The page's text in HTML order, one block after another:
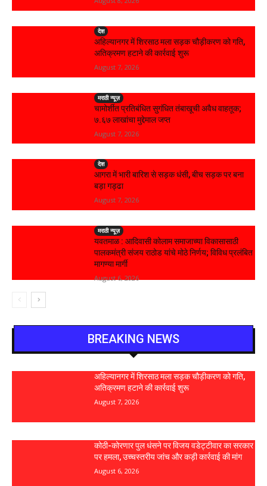
देश
अहिल्यानगर में शिरसाठ मला सड़क चौड़ीकरण को गति,
अतिक्रमण हटाने की कार्रवाई शुरू
August 7, 2026
मराठी न्यूज़
चामोर्शीत प्रतिबंधित सुगंधित तंबाखूची अवैध वाहतूक;
₹७.६७ लाखांचा मुद्देमाल जप्त
August 7, 2026
देश
आगरा में भारी बारिश से सड़क धंसी, बीच सड़क पर बना
बड़ा गड्ढा
August 7, 2026
मराठी न्यूज़
यवतमाळ : आदिवासी कोलाम समाजाच्या विकासासाठी
पालकमंत्री संजय राठोड यांचे मोठे निर्णय; विविध प्रलंबित
मागण्या मार्गी
August 6, 2026
BREAKING NEWS
अहिल्यानगर में शिरसाठ मला सड़क चौड़ीकरण को गति,
अतिक्रमण हटाने की कार्रवाई शुरू
August 7, 2026
कोठी-कोरणार पुल धंसने पर विजय वडेट्टीवार का सरकार
पर हमला, उच्चस्तरीय जांच और कड़ी कार्रवाई की मांग
August 6, 2026